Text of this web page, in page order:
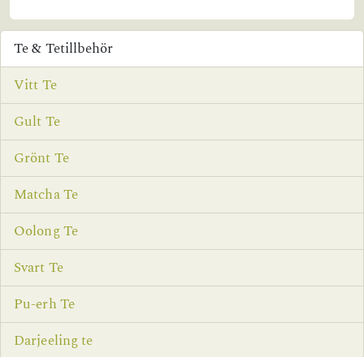
Te & Tetillbehör
Vitt Te
Gult Te
Grönt Te
Matcha Te
Oolong Te
Svart Te
Pu-erh Te
Darjeeling te